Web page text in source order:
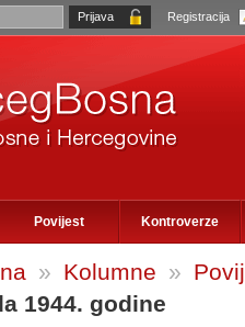
Registracija
Povijest Kontroverze
» Kolumne »
1944. godine